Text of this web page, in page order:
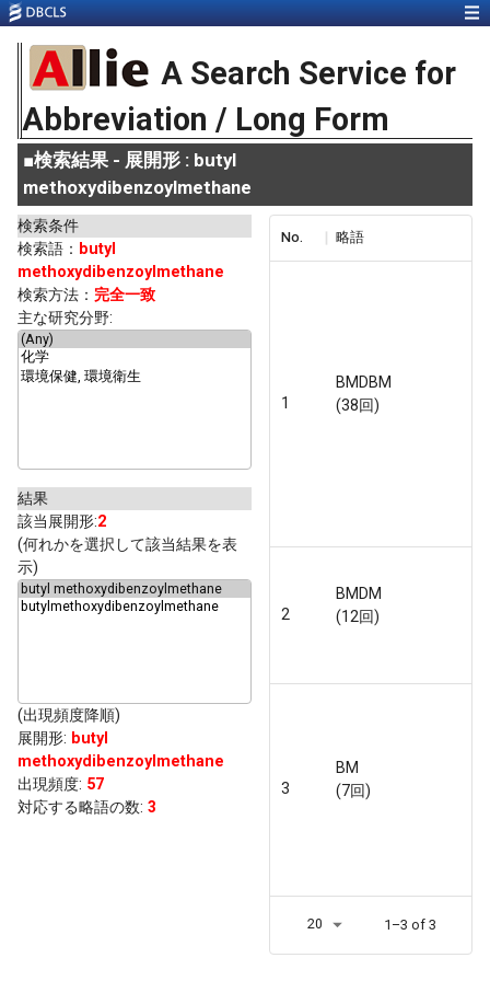
A Search Service for
Abbreviation / Long Form
■検索結果 - 展開形 : butyl
methoxydibenzoylmethane
検索条件
検索語： butyl
methoxydibenzoylmethane
検索方法： 完全一致
主な研究分野:
結果
該当展開形:2
(何れかを選択して該当結果を表
示)
(出現頻度降順)
展開形: butyl
methoxydibenzoylmethane
出現頻度: 57
対応する略語の数: 3
No. 略語
1
BMDBM
(38回)
2
BMDM
(12回)
3
BM
(7回)
20 1–3 of 3